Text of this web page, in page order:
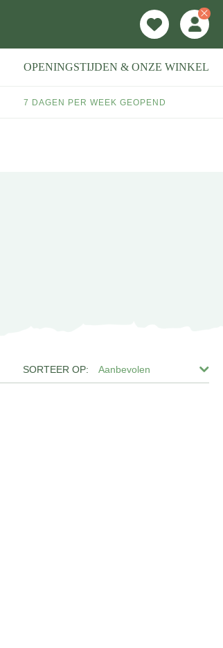
OPENINGSTIJDEN & ONZE WINKEL
7 DAGEN PER WEEK GEOPEND
Aanbevolen